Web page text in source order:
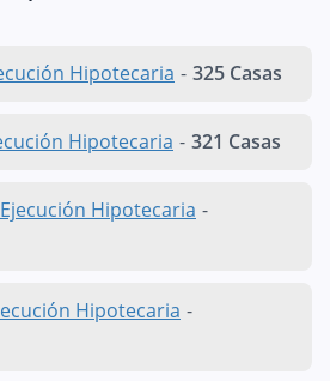
Hipotecaria - 325 Casas
Hipotecaria - 321 Casas
Hipotecaria -
Hipotecaria -